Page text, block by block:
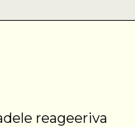
reageeriva